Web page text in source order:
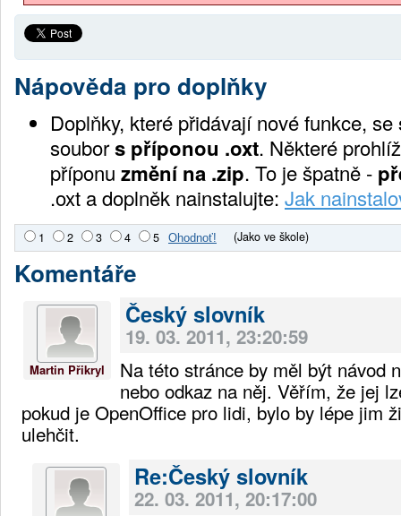
Nápověda pro doplňky
Doplňky, které přidávají nové funkce, se
soubors příponou .oxt. Některé
příponu změní na .zip. To je špatně -
.oxt a doplněk nainstalujte: Jak
1 2 3 4 5 (Jako ve škole)
Komentáře
Martin Přikryl
Český slovník
19. 03. 2011, 23:20:59
Na této stránce by měl být návod
nebo odkaz na něj. Věřím, že jej
pokud je OpenOffice pro lidi, bylo by lépe jim
ulehčit.
Re:Český slovník
22. 03. 2011, 20:17:00